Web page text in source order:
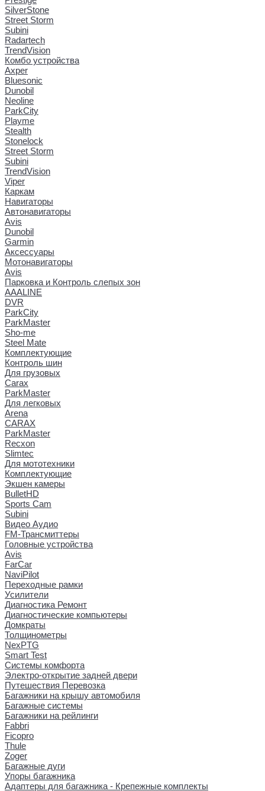
SilverStone
Street Storm
Subini
Radartech
TrendVision
Комбо устройства
Axper
Bluesonic
Dunobil
Neoline
ParkCity
Playme
Stealth
Stonelock
Street Storm
Subini
TrendVision
Viper
Каркам
Навигаторы
Автонавигаторы
Avis
Dunobil
Garmin
Аксессуары
Мотонавигаторы
Avis
Парковка и Контроль слепых зон
AAALINE
DVR
ParkCity
ParkMaster
Sho-me
Steel Mate
Комплектующие
Контроль шин
Для грузовых
Carax
ParkMaster
Для легковых
Arena
CARAX
ParkMaster
Recxon
Slimtec
Для мототехники
Комплектующие
Экшен камеры
BulletHD
Sports Cam
Subini
Видео Аудио
FM-Трансмиттеры
Головные устройства
Avis
FarCar
NaviPilot
Переходные рамки
Усилители
Диагностика Ремонт
Диагностические компьютеры
Домкраты
Толщинометры
NexPTG
Smart Test
Системы комфорта
Электро-открытие задней двери
Путешествия Перевозка
Багажники на крышу автомобиля
Багажные системы
Багажники на рейлинги
Fabbri
Ficopro
Thule
Zoger
Багажные дуги
Упоры багажника
Адаптеры для багажника - Крепежные комплекты